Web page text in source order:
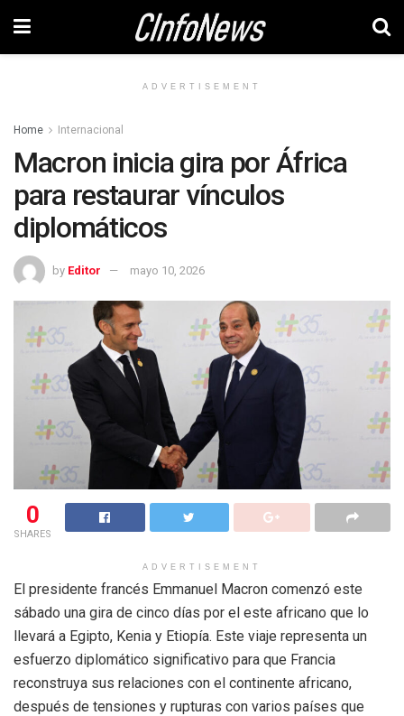
ADVERTISEMENT
Home Internacional
Macron inicia gira por África
para restaurar vínculos
diplomáticos
by Editor mayo 10, 2026
0
SHARES
ADVERTISEMENT
El presidente francés Emmanuel Macron comenzó este
sábado una gira de cinco días por el este africano que lo
llevará a Egipto, Kenia y Etiopía. Este viaje representa un
esfuerzo diplomático significativo para que Francia
reconstruya sus relaciones con el continente africano,
después de tensiones y rupturas con varios países que